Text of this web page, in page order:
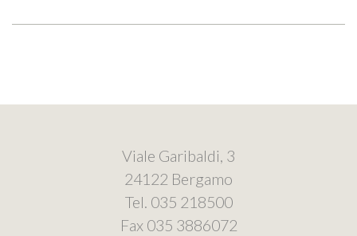
Viale Garibaldi, 3
24122 Bergamo
Tel. 035 218500
Fax 035 3886072